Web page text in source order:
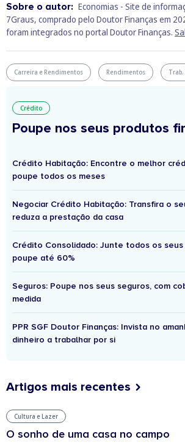
Sobre o autor: Economias - Site de
7Graus, comprado pelo Doutor Finanças em
foram integrados no portal Doutor Finanças.
Carreira e Rendimentos Rendimentos
Crédito
Poupe nos seus produtos
Crédito Habitação: Encontre o melhor
poupe todos os meses
Negociar Crédito Habitação: Transfira o
reduza a prestação da casa
Crédito Consolidado: Junte todos os
poupe até 60%
Seguros: Poupe nos seus seguros, com
medida
PPR SGF Doutor Finanças: Invista no
dinheiro a trabalhar por si
Artigos mais recentes
Cultura e Lazer
O sonho de uma casa no campo